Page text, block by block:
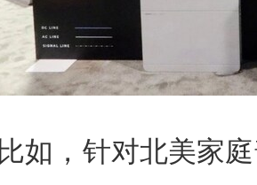
比如，针对北美家